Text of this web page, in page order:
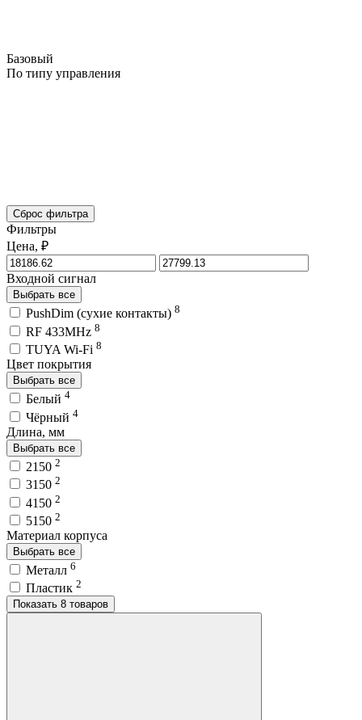
Базовый
По типу управления
Сброс фильтра
Фильтры
Цена, ₽
Входной сигнал
Выбрать все
PushDim (сухие контакты) 8
RF 433MHz 8
TUYA Wi-Fi 8
Цвет покрытия
Выбрать все
Белый 4
Чёрный 4
Длина, мм
Выбрать все
2150 2
3150 2
4150 2
5150 2
Материал корпуса
Выбрать все
Металл 6
Пластик 2
Показать 8 товаров